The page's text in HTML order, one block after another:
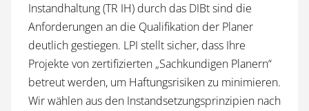
Instandhaltung (TR IH) durch das DIBt sind die
Anforderungen an die Qualifikation der Planer
deutlich gestiegen. LPI stellt sicher, dass Ihre
Projekte von zertifizierten „Sachkundigen Planern“
betreut werden, um Haftungsrisiken zu minimieren.
Wir wählen aus den Instandsetzungsprinzipien nach